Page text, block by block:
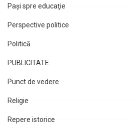
Paşi spre educaţie
Perspective politice
Politică
PUBLICITATE
Punct de vedere
Religie
Repere istorice